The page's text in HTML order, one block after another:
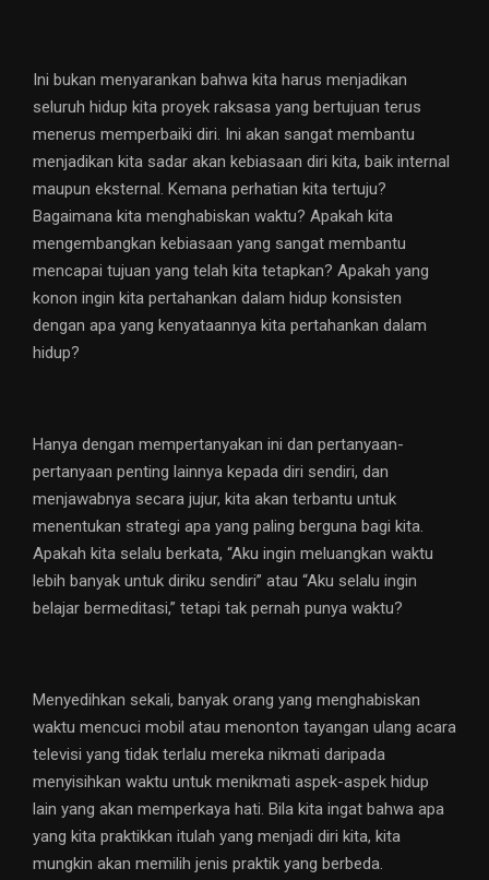
Ini bukan menyarankan bahwa kita harus menjadikan
seluruh hidup kita proyek raksasa yang bertujuan terus
menerus memperbaiki diri. Ini akan sangat membantu
menjadikan kita sadar akan kebiasaan diri kita, baik internal
maupun eksternal. Kemana perhatian kita tertuju?
Bagaimana kita menghabiskan waktu? Apakah kita
mengembangkan kebiasaan yang sangat membantu
mencapai tujuan yang telah kita tetapkan? Apakah yang
konon ingin kita pertahankan dalam hidup konsisten
dengan apa yang kenyataannya kita pertahankan dalam
hidup?
Hanya dengan mempertanyakan ini dan pertanyaan-
pertanyaan penting lainnya kepada diri sendiri, dan
menjawabnya secara jujur, kita akan terbantu untuk
menentukan strategi apa yang paling berguna bagi kita.
Apakah kita selalu berkata, “Aku ingin meluangkan waktu
lebih banyak untuk diriku sendiri” atau “Aku selalu ingin
belajar bermeditasi,” tetapi tak pernah punya waktu?
Menyedihkan sekali, banyak orang yang menghabiskan
waktu mencuci mobil atau menonton tayangan ulang acara
televisi yang tidak terlalu mereka nikmati daripada
menyisihkan waktu untuk menikmati aspek-aspek hidup
lain yang akan memperkaya hati. Bila kita ingat bahwa apa
yang kita praktikkan itulah yang menjadi diri kita, kita
mungkin akan memilih jenis praktik yang berbeda.